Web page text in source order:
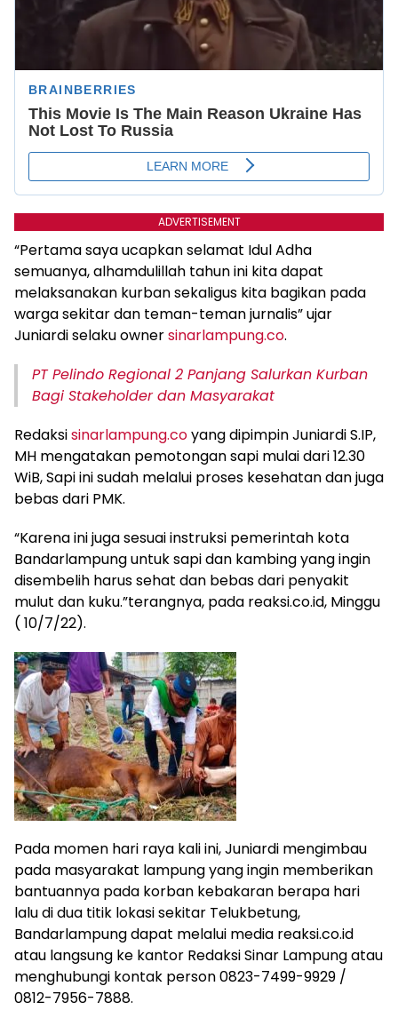
ADVERTISEMENT
“Pertama saya ucapkan selamat Idul Adha
semuanya, alhamdulillah tahun ini kita dapat
melaksanakan kurban sekaligus kita bagikan pada
warga sekitar dan teman-teman jurnalis” ujar
Juniardi selaku ownersinarlampung.co.
PT Pelindo Regional 2 Panjang Salurkan Kurban
Bagi Stakeholder dan Masyarakat
Redaksisinarlampung.coyang dipimpin Juniardi S.IP,
MH mengatakan pemotongan sapi mulai dari 12.30
WiB, Sapi ini sudah melalui proses kesehatan dan juga
bebas dari PMK.
“Karena ini juga sesuai instruksi pemerintah kota
Bandarlampung untuk sapi dan kambing yang ingin
disembelih harus sehat dan bebas dari penyakit
mulut dan kuku.”terangnya, pada reaksi.co.id, Minggu
( 10/7/22).
Pada momen hari raya kali ini, Juniardi mengimbau
pada masyarakat lampung yang ingin memberikan
bantuannya pada korban kebakaran berapa hari
lalu di dua titik lokasi sekitar Telukbetung,
Bandarlampung dapat melalui media reaksi.co.id
atau langsung ke kantor Redaksi Sinar Lampung atau
menghubungi kontak person 0823-7499-9929 /
0812-7956-7888.